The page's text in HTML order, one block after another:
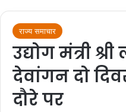
राज्य समाचार
उद्योग मंत्री
देवांगन दो
दौरे पर